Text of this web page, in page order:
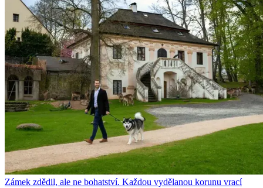
Zámek zdědil, ale ne bohatství. Každou vydělanou korunu vrací